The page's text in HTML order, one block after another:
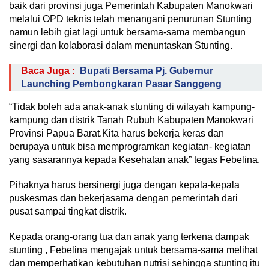
baik dari provinsi juga Pemerintah Kabupaten Manokwari
melalui OPD teknis telah menangani penurunan Stunting
namun lebih giat lagi untuk bersama-sama membangun
sinergi dan kolaborasi dalam menuntaskan Stunting.
Baca Juga :
Bupati Bersama Pj. Gubernur
Launching Pembongkaran Pasar Sanggeng
“Tidak boleh ada anak-anak stunting di wilayah kampung-
kampung dan distrik Tanah Rubuh Kabupaten Manokwari
Provinsi Papua Barat.Kita harus bekerja keras dan
berupaya untuk bisa memprogramkan kegiatan- kegiatan
yang sasarannya kepada Kesehatan anak” tegas Febelina.
Pihaknya harus bersinergi juga dengan kepala-kepala
puskesmas dan bekerjasama dengan pemerintah dari
pusat sampai tingkat distrik.
Kepada orang-orang tua dan anak yang terkena dampak
stunting , Febelina mengajak untuk bersama-sama melihat
dan memperhatikan kebutuhan nutrisi sehingga stunting itu